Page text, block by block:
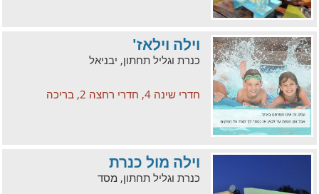
וילה וילאז'
כנרת וגליל תחתון, יבניאל
חדרי שינה 4, חדרי רחצה 2, בריכה
וילה מול כנרת
כנרת וגליל תחתון, מסד